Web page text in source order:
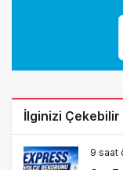
İlginizi Çekebilir
9 saat